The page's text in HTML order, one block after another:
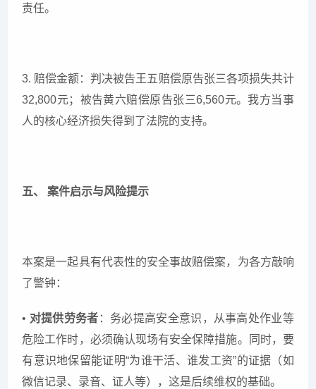
责任。
3. 赔偿金额：判决被告王五赔偿原告张三各项损失共计
32,800元；被告黄六赔偿原告张三6,560元。我方当事
人的核心经济损失得到了法院的支持。
五、 案件启示与风险提示
本案是一起具有代表性的安全事故赔偿案，为各方敲响
了警钟：
• 对提供劳务者 ：务必提高安全意识，从事高处作业等
危险工作时，必须确认现场有安全保障措施。同时，要
有意识地保留能证明“为谁干活、谁发工资”的证据（如
微信记录、录音、证人等），这是后续维权的基础。